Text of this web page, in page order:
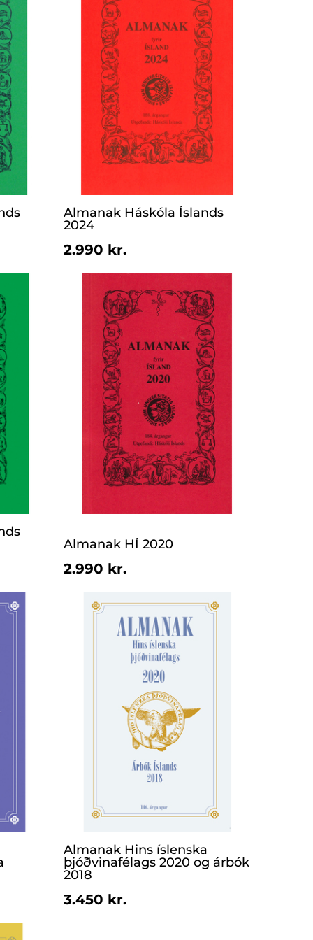
Almanak Háskóla Íslands
2024
2.990 kr.
Almanak HÍ 2020
2.990 kr.
Almanak Hins íslenska
þjóðvinafélags 2020 og árbók
2018
3.450 kr.